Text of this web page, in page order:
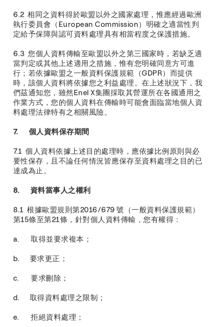
6.2 相同之資料得於歐盟以外之國家處理，惟應經過歐洲
執行委員會（European Commission）明確之適當性判
定給予保障與認可資料處理具有相當程度之保護措施。
6.3 您個人資料傳輸至歐盟以外之第三國家時，若缺乏適
當判定或其他上述適用之措施，惟有您明確同意方可進
行；若依據歐盟之一般資料保護規範（GDPR）而提供
時，該個人資料將依據您之利益處理。在上述狀況下，我
們茲通知您，雖然Enel X集團採取其營運所在各國通用之
作業方式，您的個人資料在傳輸時可能會面臨當地個人資
料處理法律特有之相關風險。
7. 個人資料保存期間
7.1 個人資料依據上述目的處理時，應依據比例原則與必
要性保存，且不論任何情況皆應保存至資料處理之目的已
達成為止。
8. 資料當事人之權利
8.1 根據歐盟規則第2016/679 號（一般資料保護規範）
第15條至第21條，針對個人資料傳輸，您有權得：
a. 取得並要求複本；
b. 要求更正；
c. 要求刪除；
d. 取得資料處理之限制；
e. 拒絕資料處理；